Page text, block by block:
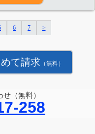
6 7 >
て請求 （無料）
（無料）
258